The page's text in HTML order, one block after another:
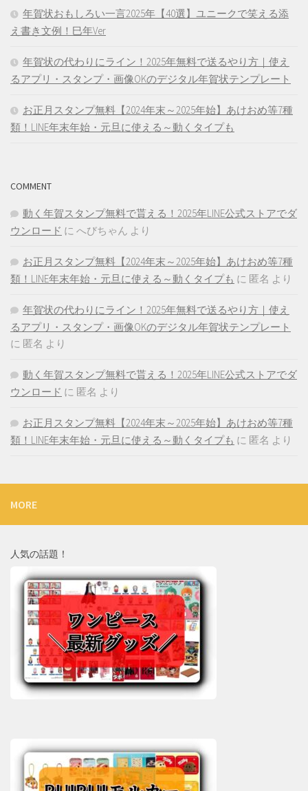
年賀状おもしろい一言2025年【40選】ユニークで笑える添
え書き文例！巳年Ver
年賀状の代わりにライン！2025年無料で送るやり方｜使え
るアプリ・スタンプ・画像OKのデジタル年賀状テンプレート
お正月スタンプ無料【2024年末～2025年始】あけおめ等7種
類！LINE年末年始・元旦に使える～動くタイプも
COMMENT
動く年賀スタンプ無料で貰える！2025年LINE公式ストアでダ
ウンロード に へびちゃん より
お正月スタンプ無料【2024年末～2025年始】あけおめ等7種
類！LINE年末年始・元旦に使える～動くタイプも に 匿名 より
年賀状の代わりにライン！2025年無料で送るやり方｜使え
るアプリ・スタンプ・画像OKのデジタル年賀状テンプレート
に 匿名 より
動く年賀スタンプ無料で貰える！2025年LINE公式ストアでダ
ウンロード に 匿名 より
お正月スタンプ無料【2024年末～2025年始】あけおめ等7種
類！LINE年末年始・元旦に使える～動くタイプも に 匿名 より
MORE
人気の話題！